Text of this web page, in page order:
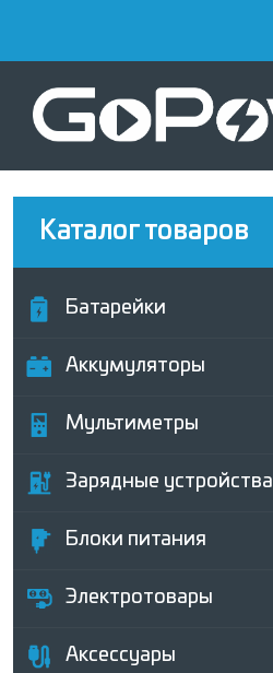
Каталог товаров
Батарейки
Аккумуляторы
Мультиметры
Зарядные устройства
Блоки питания
Электротовары
Аксессуары